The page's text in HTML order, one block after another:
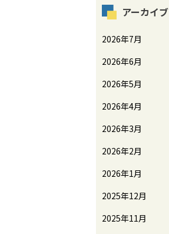
アーカイブ
2026年7月
2026年6月
2026年5月
2026年4月
2026年3月
2026年2月
2026年1月
2025年12月
2025年11月